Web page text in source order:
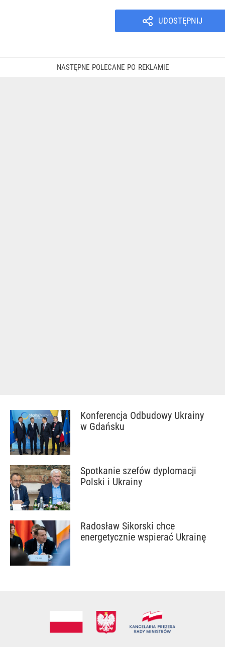
UDOSTĘPNIJ
Konferencja Odbudowy Ukrainy
w Gdańsku
Spotkanie szefów dyplomacji
Polski i Ukrainy
Radosław Sikorski chce
energetycznie wspierać Ukrainę